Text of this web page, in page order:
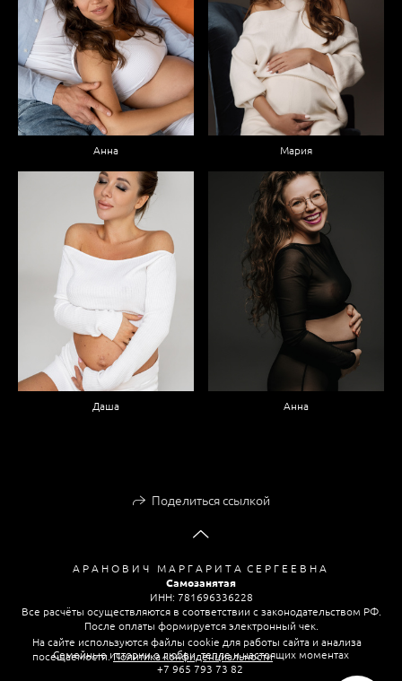
Анна Мария
Даша Анна
Поделиться ссылкой
А Р А Н О В И Ч М А Р Г А Р И Т А С Е Р Г Е Е В Н А
Самозанятая
ИНН: 781696336228
Все расчёты осуществляются в соответствии с законодательством РФ.
После оплаты формируется электронный чек.
Семейные истории о любви, тепле и настоящих моментах
+7 965 793 73 82
На сайте используются файлы cookie для работы сайта и анализа
посещаемости.Политика конфиденциальности